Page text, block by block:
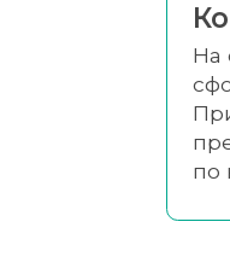
На
по